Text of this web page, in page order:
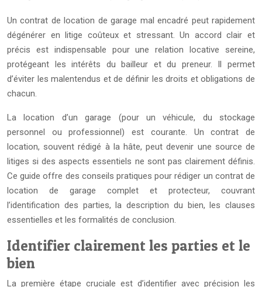
Un contrat de location de garage mal encadré peut rapidement
dégénérer en litige coûteux et stressant. Un accord clair et
précis est indispensable pour une relation locative sereine,
protégeant les intérêts du bailleur et du preneur. Il permet
d’éviter les malentendus et de définir les droits et obligations de
chacun.
La location d’un garage (pour un véhicule, du stockage
personnel ou professionnel) est courante. Un contrat de
location, souvent rédigé à la hâte, peut devenir une source de
litiges si des aspects essentiels ne sont pas clairement définis.
Ce guide offre des conseils pratiques pour rédiger un contrat de
location de garage complet et protecteur, couvrant
l’identification des parties, la description du bien, les clauses
essentielles et les formalités de conclusion.
Identifier clairement les parties et le
bien
La première étape cruciale est d’identifier avec précision les